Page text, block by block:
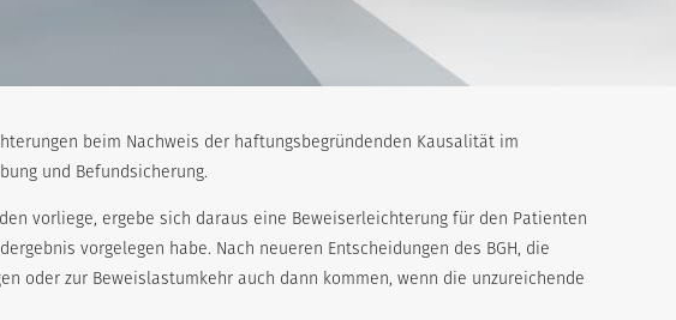
beim Nachweis der haftungsbegründenden Kausalität im
und Befundsicherung.
vorliege, ergebe sich daraus eine Beweiserleichterung für den Patienten
vorgelegen habe. Nach neueren Entscheidungen des BGH, die
oder zur Beweislastumkehr auch dann kommen, wenn die unzureichende